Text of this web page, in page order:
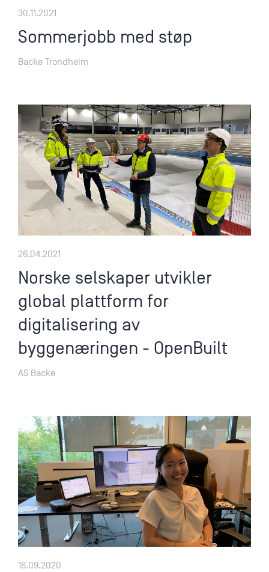
30.11.2021
Sommerjobb med støp
Backe Trondheim
26.04.2021
Norske selskaper utvikler
global plattform for
digitalisering av
byggenæringen - OpenBuilt
AS Backe
16.09.2020